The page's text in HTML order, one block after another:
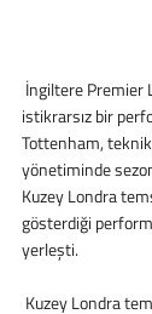
istikrarsız bir
Tottenham,
yönetiminde
Kuzey Londra
gösterdiği
yerleşti.